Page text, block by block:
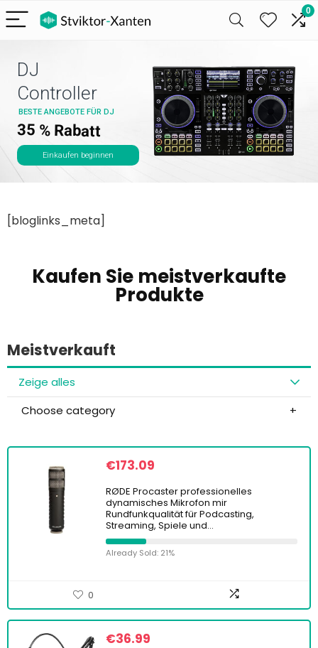
0
DJ
Controller
Einkaufen beginnen
BESTE ANGEBOTE FÜR DJ
35 % Rabatt
[bloglinks_meta]
Kaufen Sie meistverkaufte
Produkte
Meistverkauft
Zeige alles
Choose category
€173.09
RØDE Procaster professionelles
dynamisches Mikrofon mir
Rundfunkqualität für Podcasting,
Streaming, Spiele und…
Already Sold: 21%
0
€36.99